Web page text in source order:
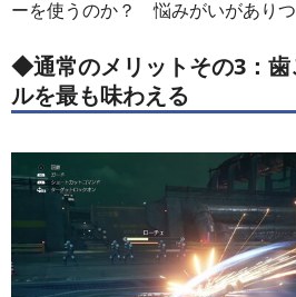
ーを使うのか？ 悩みがいがありつ
◆通常のメリットその3：歯
ルを最も味わえる